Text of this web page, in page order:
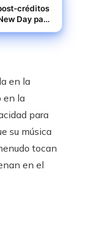
créditos
Day para
en la
en la
para
su música
tocan
en el